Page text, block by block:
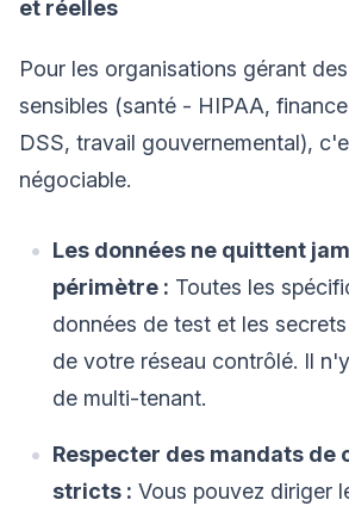
et réelles
Pour les organisations gérant
sensibles (santé - HIPAA,
DSS, travail gouvernemental),
négociable.
Les données ne quittent
périmètre : Toutes les
données de test et les
de votre réseau contrôlé. Il
de multi-tenant.
Respecter des mandats de
stricts : Vous pouvez diriger